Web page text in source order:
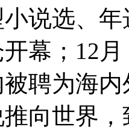
说选、
幕；12
聘为海
向世界